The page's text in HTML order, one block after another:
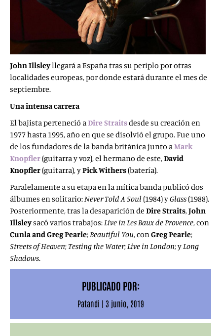
John Illsleyllegará a España tras su periplo por otras
localidades europeas, por donde estará durante el mes de
septiembre.
Una intensa carrera
El bajista perteneció aDire Straitsdesde su creación en
1977 hasta 1995, año en que se disolvió el grupo. Fue uno
de los fundadores de la banda británica junto aMark
Knopfler (guitarra y voz), el hermano de este,David
Knopfler (guitarra), yPick Withers (batería).
Paralelamente a su etapa en la mítica banda publicó dos
álbumes en solitario:Never Told A Soul (1984) yGlass (1988).
Posteriormente, tras la desaparición de Dire Straits,John
Illsleysacó varios trabajos:Live in Les Baux de Provence, con
Cunla and Greg Pearle;Beautiful You, conGreg Pearle;
Streets of Heaven; Testing the Water;Live in London; yLong
Shadows.
PUBLICADO POR:
Patandi | 3 junio, 2019